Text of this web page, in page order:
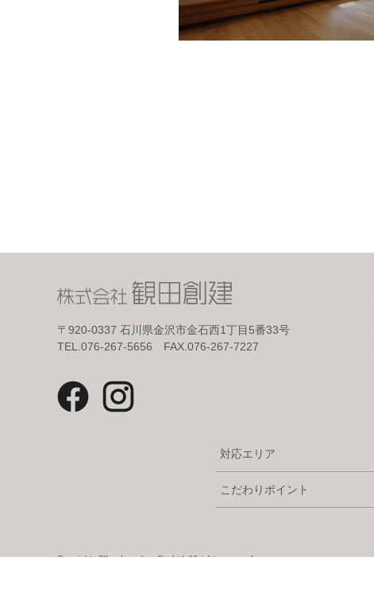
〒920-0337 石川県金沢市金石西1丁目5番33号
TEL.076-267-5656 FAX.076-267-7227
対応エリア
こだわりポイント
Copyright c?Kandasouken Co.,Ltd. All rights reserved.